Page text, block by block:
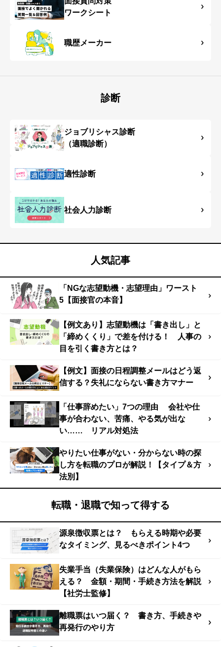
ワークシート
職歴メーカー
診断
ジョブリシャス診断
（適職診断）
適性診断
社会人力診断
人気記事
「NGな志望動機・志望理由」ワースト
5【面接官の本音】
【例文あり】志望動機は「書き出し」と
「締めくくり」で差を付ける！ 人事の
目を引く書き方とは？
【例文】面接の日程調整メールはどう返
信する？失礼にならない書き方マナー
「仕事辞めたい」7つの理由 会社や仕
事が合わない、苦痛、やる気が出な
い…… リアル対処法
やりたい仕事がない・分からない時の探
し方を転職のプロが解説！【タイプ＆方
法別】
転職・退職で知って得する
源泉徴収票とは？ もらえる時期や必要
なタイミング、見るべきポイント4つ
失業手当（失業保険）はどんな人がもら
える？ 金額・期間・手続き方法を解説
【社労士監修】
離職票はいつ届く？ 書き方、手続きや
再発行のやり方